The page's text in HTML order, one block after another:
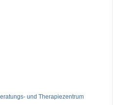
und Therapiezentrum